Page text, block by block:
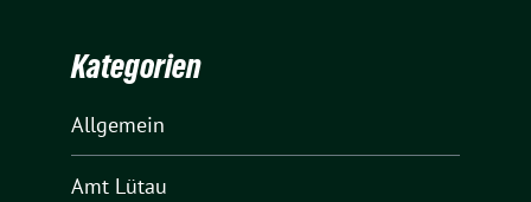
Kategorien
Allgemein
Amt Lütau